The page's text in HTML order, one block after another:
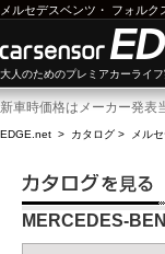
メルセデスベンツ ・ フォルク
大人のためのプレミアカーライ
新車時価格はメーカー発表
EDGE.net > カタログ > メル
MERCEDES-